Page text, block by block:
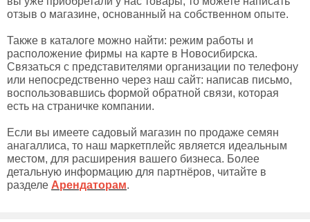
отзыв о магазине, основанный на собственном опыте.
Также в каталоге можно найти: режим работы и
расположение фирмы на карте в Новосибирска.
Связаться с представителями организации по телефону
или непосредственно через наш сайт: написав письмо,
воспользовавшись формой обратной связи, которая
есть на страничке компании.
Если вы имеете садовый магазин по продаже семян
анагаллиса, то наш маркетплейс является идеальным
местом, для расширения вашего бизнеса. Более
детальную информацию для партнёров, читайте в
разделе Арендаторам.